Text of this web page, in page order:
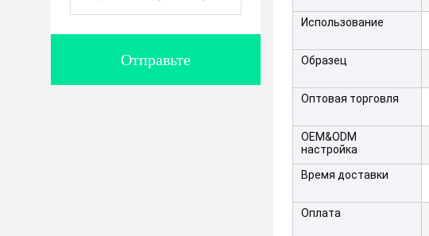
Отправьте
Использование
Образец
Оптовая торговля
OEM&ODM
настройка
Время доставки
Оплата